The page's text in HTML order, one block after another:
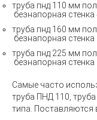
труба пнд 110 мм
безнапорная
труба пнд 160 мм
безнапорная
труба пнд 225 мм
безнапорная
Самые часто
труба ПНД 110,
типа. Поставляются